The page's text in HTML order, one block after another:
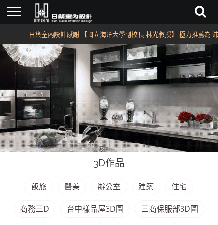
日築室內設計感謝 【國立海洋大學副校長-林光教授】 極力推薦為 沛
3D作品
飯旅 醫美 辦公室 建築 住宅
商務三D 台中樣品屋3D圖 三商保服部3D圖